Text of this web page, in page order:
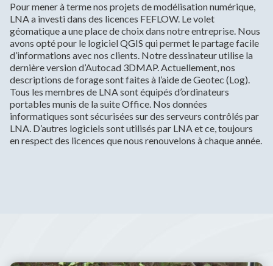
Pour mener à terme nos projets de modélisation numérique,
LNA a investi dans des licences FEFLOW. Le volet
géomatique a une place de choix dans notre entreprise. Nous
avons opté pour le logiciel QGIS qui permet le partage facile
d’informations avec nos clients. Notre dessinateur utilise la
dernière version d’Autocad 3DMAP. Actuellement, nos
descriptions de forage sont faites à l’aide de Geotec (Log).
Tous les membres de LNA sont équipés d’ordinateurs
portables munis de la suite Office. Nos données
informatiques sont sécurisées sur des serveurs contrôlés par
LNA. D’autres logiciels sont utilisés par LNA et ce, toujours
en respect des licences que nous renouvelons à chaque année.